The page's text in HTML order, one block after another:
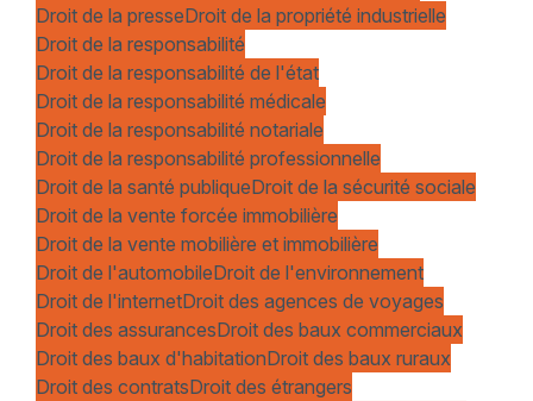
Droit de la presseDroit de la propriété industrielle
Droit de la responsabilité
Droit de la responsabilité de l'état
Droit de la responsabilité médicale
Droit de la responsabilité notariale
Droit de la responsabilité professionnelle
Droit de la santé publiqueDroit de la sécurité sociale
Droit de la vente forcée immobilière
Droit de la vente mobilière et immobilière
Droit de l'automobileDroit de l'environnement
Droit de l'internetDroit des agences de voyages
Droit des assurancesDroit des baux commerciaux
Droit des baux d'habitationDroit des baux ruraux
Droit des contratsDroit des étrangers